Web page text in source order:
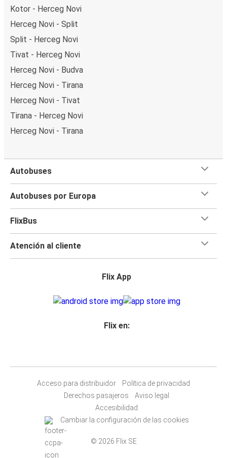
Kotor - Herceg Novi
Herceg Novi - Split
Split - Herceg Novi
Tivat - Herceg Novi
Herceg Novi - Budva
Herceg Novi - Tirana
Herceg Novi - Tivat
Tirana - Herceg Novi
Herceg Novi - Tirana
Autobuses
Autobuses por Europa
FlixBus
Atención al cliente
Flix App
Flix en:
Acceso para distribuidor
Política de privacidad
Derechos pasajeros
Aviso legal
Accesibilidad
Cambiar la configuración de las cookies
© 2026 Flix SE